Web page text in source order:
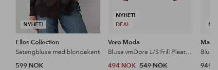
NYHET!
Ellos Collection
Satengbluse med blondekant
599 NOK
NYHET!
DEAL
Vero Moda
Bluse vmDora L/S Frill Pleat Top
494 NOK 549 NOK
Masai
949